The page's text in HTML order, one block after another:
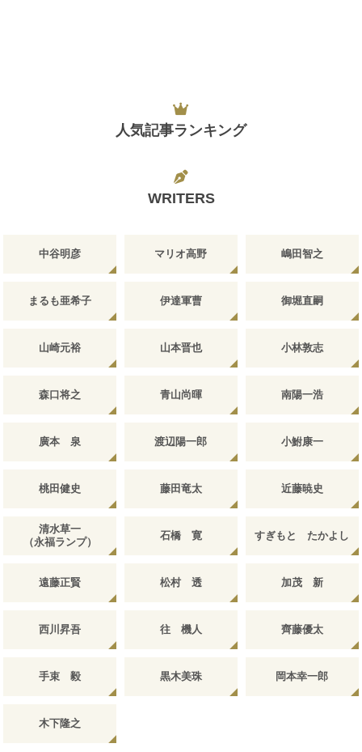
人気記事ランキング
WRITERS
中谷明彦 マリオ高野 嶋田智之
まるも亜希子 伊達軍曹 御堀直嗣
山崎元裕 山本晋也 小林敦志
森口将之 青山尚暉 南陽一浩
廣本 泉 渡辺陽一郎 小鮒康一
桃田健史 藤田竜太 近藤暁史
清水草一
（永福ランプ）
石橋 寛 すぎもと たかよし
遠藤正賢 松村 透 加茂 新
西川昇吾 往 機人 齊藤優太
手束 毅 黒木美珠 岡本幸一郎
木下隆之